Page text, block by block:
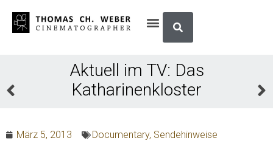
Aktuell im TV: Das
Katharinenkloster
März 5, 2013 Documentary, Sendehinweise